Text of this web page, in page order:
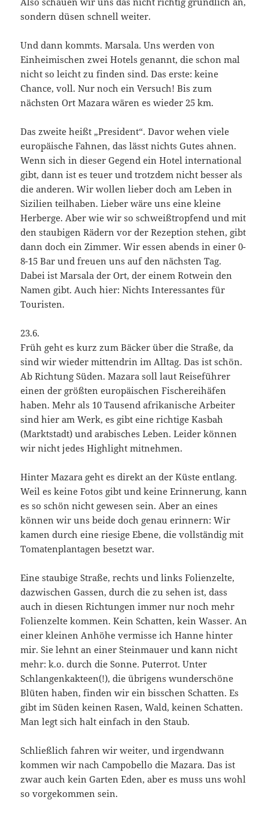
sondern düsen schnell weiter.
Und dann kommts. Marsala. Uns werden von
Einheimischen zwei Hotels genannt, die schon mal
nicht so leicht zu finden sind. Das erste: keine
Chance, voll. Nur noch ein Versuch! Bis zum
nächsten Ort Mazara wären es wieder 25 km.
Das zweite heißt „President“. Davor wehen viele
europäische Fahnen, das lässt nichts Gutes ahnen.
Wenn sich in dieser Gegend ein Hotel international
gibt, dann ist es teuer und trotzdem nicht besser als
die anderen. Wir wollen lieber doch am Leben in
Sizilien teilhaben. Lieber wäre uns eine kleine
Herberge. Aber wie wir so schweißtropfend und mit
den staubigen Rädern vor der Rezeption stehen, gibt
dann doch ein Zimmer. Wir essen abends in einer 0-
8-15 Bar und freuen uns auf den nächsten Tag.
Dabei ist Marsala der Ort, der einem Rotwein den
Namen gibt. Auch hier: Nichts Interessantes für
Touristen.
23.6.
Früh geht es kurz zum Bäcker über die Straße, da
sind wir wieder mittendrin im Alltag. Das ist schön.
Ab Richtung Süden. Mazara soll laut Reiseführer
einen der größten europäischen Fischereihäfen
haben. Mehr als 10 Tausend afrikanische Arbeiter
sind hier am Werk, es gibt eine richtige Kasbah
(Marktstadt) und arabisches Leben. Leider können
wir nicht jedes Highlight mitnehmen.
Hinter Mazara geht es direkt an der Küste entlang.
Weil es keine Fotos gibt und keine Erinnerung, kann
es so schön nicht gewesen sein. Aber an eines
können wir uns beide doch genau erinnern: Wir
kamen durch eine riesige Ebene, die vollständig mit
Tomatenplantagen besetzt war.
Eine staubige Straße, rechts und links Folienzelte,
dazwischen Gassen, durch die zu sehen ist, dass
auch in diesen Richtungen immer nur noch mehr
Folienzelte kommen. Kein Schatten, kein Wasser. An
einer kleinen Anhöhe vermisse ich Hanne hinter
mir. Sie lehnt an einer Steinmauer und kann nicht
mehr: k.o. durch die Sonne. Puterrot. Unter
Schlangenkakteen(!), die übrigens wunderschöne
Blüten haben, finden wir ein bisschen Schatten. Es
gibt im Süden keinen Rasen, Wald, keinen Schatten.
Man legt sich halt einfach in den Staub.
Schließlich fahren wir weiter, und irgendwann
kommen wir nach Campobello die Mazara. Das ist
zwar auch kein Garten Eden, aber es muss uns wohl
so vorgekommen sein.